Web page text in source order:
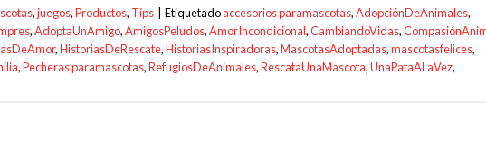
,juegos,Productos, Tips Etiquetadoaccesorios paramascotas,AdopciónDeAnimales,
,AdoptaUnAmigo,AmigosPeludos,AmorIncondicional,CambiandoVidas,
,HistoriasDeRescate,HistoriasInspiradoras,MascotasAdoptadas,mascotasfelices,
,Pecheras paramascotas,RefugiosDeAnimales,RescataUnaMascota,UnaPataALaVez,